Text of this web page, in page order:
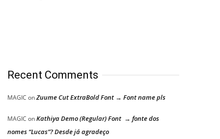
Recent Comments
MAGIC onZuume Cut ExtraBold Font → Font name pls
MAGIC onKathiya Demo (Regular) Font → fonte dos
nomes “Lucas”? Desde já agradeço